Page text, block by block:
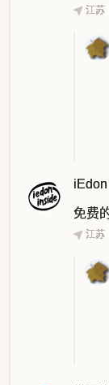
江苏
免费
江苏